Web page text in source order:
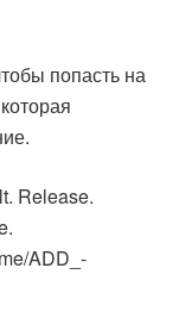
попасть на
Release.
ADD_-